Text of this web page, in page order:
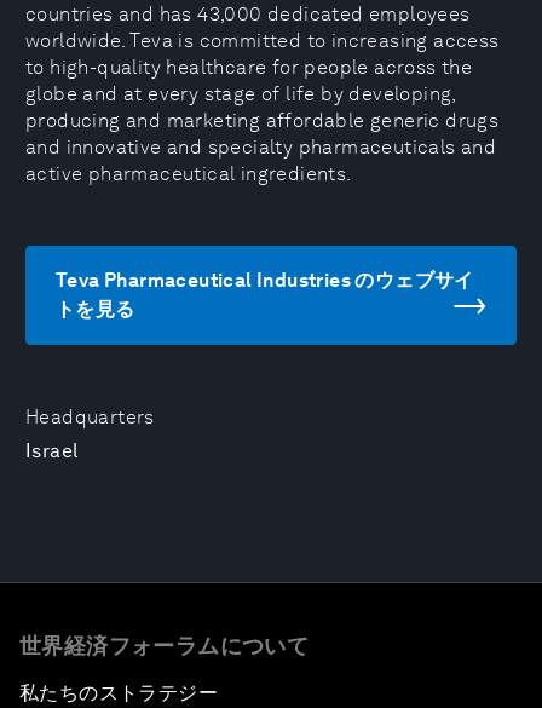
Headquarters
Israel
countries and has 43,000 dedicated employees
worldwide. Teva is committed to increasing access
to high-quality healthcare for people across the
globe and at every stage of life by developing,
producing and marketing affordable generic drugs
and innovative and specialty pharmaceuticals and
active pharmaceutical ingredients.
Teva Pharmaceutical Industries のウェブサイ
トを見る
世界経済フォーラムについて
私たちのストラテジー